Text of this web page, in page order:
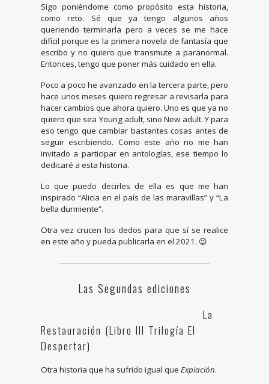
Sigo poniéndome como propósito esta historia,
como reto. Sé que ya tengo algunos años
queriendo terminarla pero a veces se me hace
difícil porque es la primera novela de fantasía que
escribo y no quiero que transmute a paranormal.
Entonces, tengo que poner más cuidado en ella.
Poco a poco he avanzado en la tercera parte, pero
hace unos meses quiero regresar a revisarla para
hacer cambios que ahora quiero. Uno es que ya no
quiero que sea Young adult, sino New adult. Y para
eso tengo que cambiar bastantes cosas antes de
seguir escribiendo. Como este año no me han
invitado a participar en antologías, ese tiempo lo
dedicaré a esta historia.
Lo que puedo decirles de ella es que me han
inspirado “Alicia en el país de las maravillas” y “La
bella durmiente”.
Otra vez crucen los dedos para que sí se realice
en este año y pueda publicarla en el 2021. 😉
Las Segundas ediciones
La
Restauración (Libro III Trilogía El
Despertar)
Otra historia que ha sufrido igual que Expiación.